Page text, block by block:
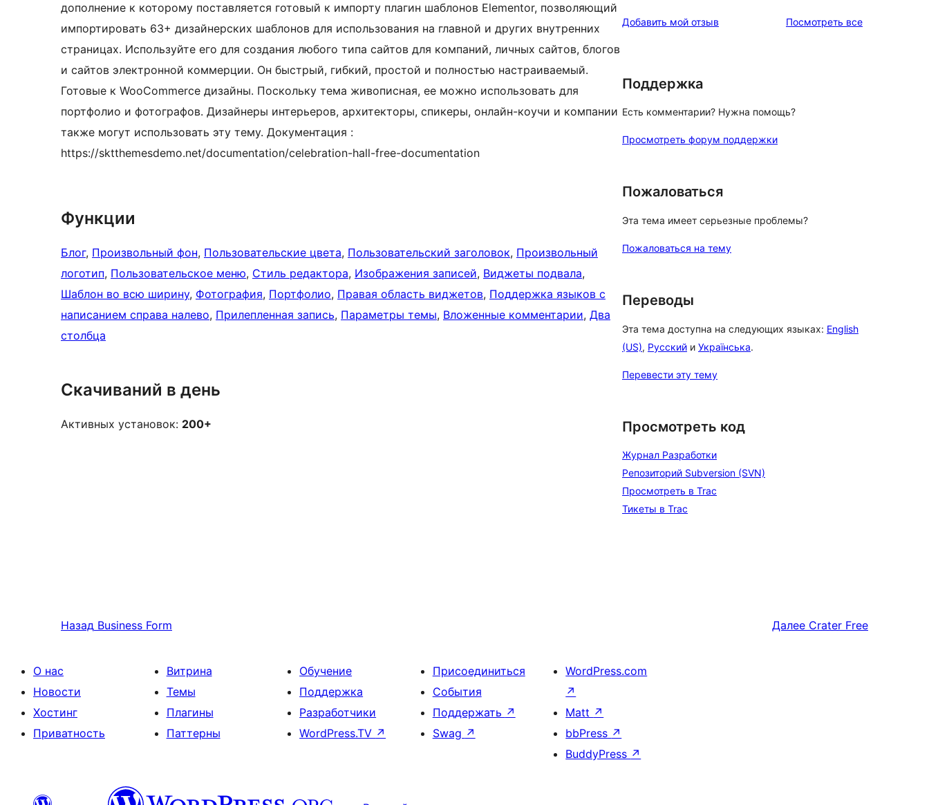
дополнение к которому поставляется готовый к импорту плагин шаблонов Elementor, позволяющий
импортировать 63+ дизайнерских шаблонов для использования на главной и других внутренних
страницах. Используйте его для создания любого типа сайтов для компаний, личных сайтов, блогов
и сайтов электронной коммерции. Он быстрый, гибкий, простой и полностью настраиваемый.
Готовые к WooCommerce дизайны. Поскольку тема живописная, ее можно использовать для
портфолио и фотографов. Дизайнеры интерьеров, архитекторы, спикеры, онлайн-коучи и компании
также могут использовать эту тему. Документация :
https://sktthemesdemo.net/documentation/celebration-hall-free-documentation
Функции
Блог, Произвольный фон, Пользовательские цвета, Пользовательский заголовок, Произвольный
логотип, Пользовательское меню, Стиль редактора, Изображения записей, Виджеты подвала
Шаблон во всю ширину, Фотография, Портфолио, Правая область виджетов, Поддержка языков с
написанием справа налево, Прилепленная запись, Параметры темы, Вложенные комментарии, Два
столбца
Скачиваний в день
Активных установок: 200+
Добавить мой отзыв Посмотреть всеотзывы
Поддержка
Есть комментарии? Нужна помощь?
Просмотреть форум поддержки
Пожаловаться
Эта тема имеет серьезные проблемы?
Пожаловаться на тему
Переводы
Эта тема доступна на следующих языках: English
(US), Русский и Українська.
Перевести эту тему
Просмотреть код
Журнал Разработки
Репозиторий Subversion (SVN)
Просмотреть в Trac
Тикеты в Trac
Назад Business Form Далее Crater Free
О нас
Новости
Хостинг
Приватность
Витрина
Темы
Плагины
Паттерны
Обучение
Поддержка
Разработчики
WordPress.TV ↗
Присоединиться
События
Поддержать ↗
Swag ↗
WordPress.com
↗
Matt ↗
bbPress ↗
BuddyPress ↗